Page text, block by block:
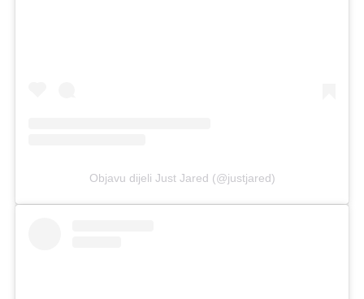
Objavu dijeli Just Jared (@justjared)